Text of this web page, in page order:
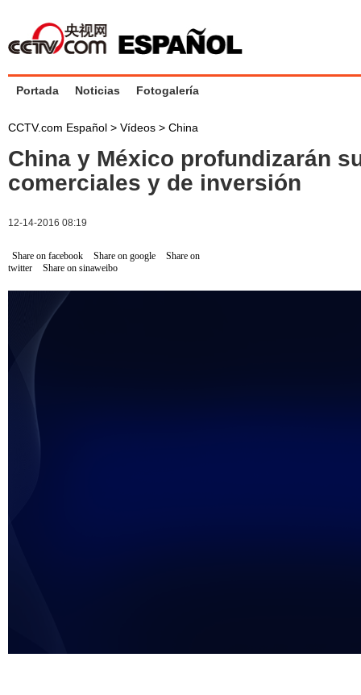
Portada Noticias Fotogalería
CCTV.com Español > Vídeos > China
China y México profundizarán
comerciales y de inversión
12-14-2016 08:19
Share on facebook Share on google
Share on
twitter
Share on sinaweibo